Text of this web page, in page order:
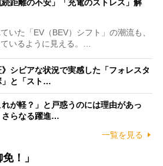
距離の不安」「充電のストレス」解
いた「EV（BEV）シフト」の潮流も、
いるように見える。…
》シビアな状況で実感した「フォレスタ
と「スト…
が軽？」と戸惑うのには理由があっ
らなる躍進…
一覧を見る
！」